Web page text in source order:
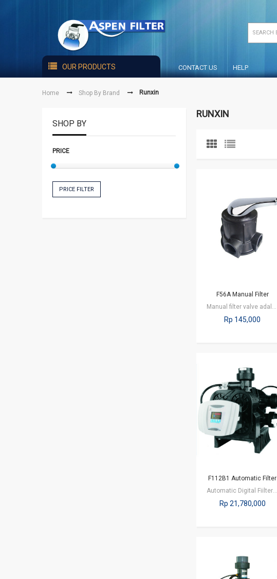
OUR PRODUCTS CONTACT US HELP
Home Shop By Brand Runxin
RUNXIN
F56A Manual Filter
Rp 145,000
F112B1 Automatic Filter
Rp 21,780,000
SHOP BY
PRICE
PRICE FILTER